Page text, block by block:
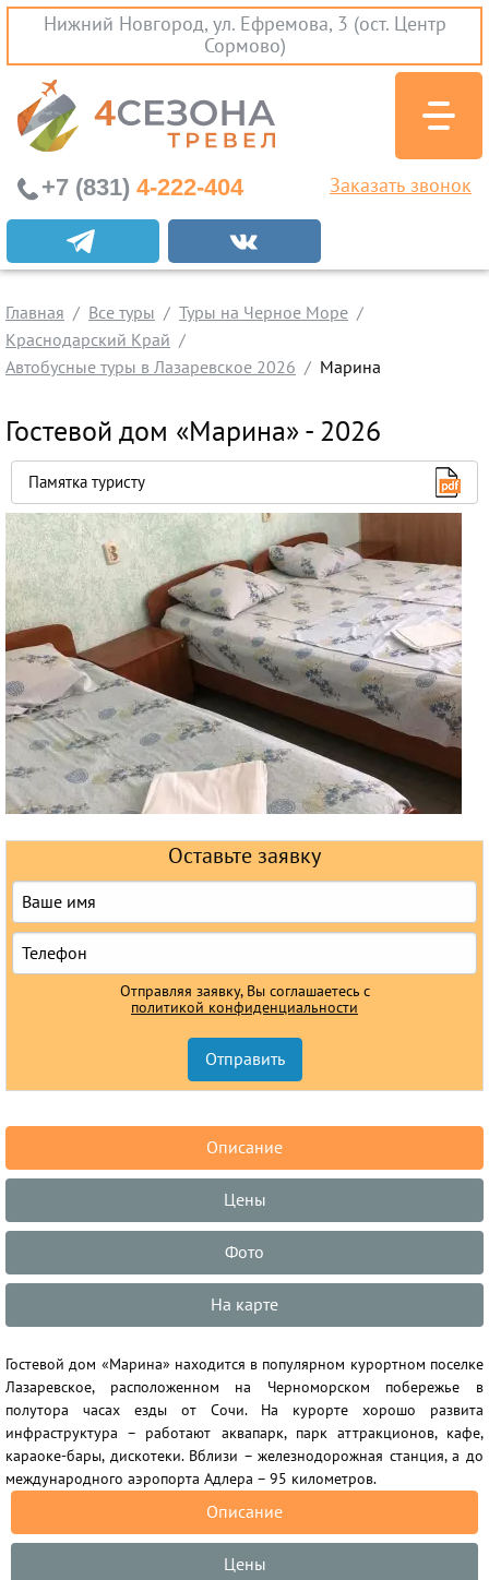
Нижний Новгород, ул. Ефремова, 3 (ост. Центр
Сормово)
Экскурсионные туры
Заграничные экскурсии
Туры на Черное Море
Краснодарский Край
Проезд без проживания
Вылеты из Нижнего Новгорода
Горящие туры
Раннее бронирование
Железнодорожные туры
Круизы
+7 (831) 4-222-404 Заказать звонок
Главная Все туры
Туры на Черное Море
Краснодарский Край
Автобусные туры в Лазаревское 2026
Марина
Гостевой дом «Марина» - 2026
Памятка туристу
Оставьте заявку
Отправляя заявку, Вы соглашаетесь с
политикой конфиденциальности
Описание
Цены
Фото
На карте
Гостевой дом «Марина» находится в популярном курортном поселке
Лазаревское, расположенном на Черноморском побережье в
полутора часах езды от Сочи. На курорте хорошо развита
инфраструктура – работают аквапарк, парк аттракционов, кафе,
караоке-бары, дискотеки. Вблизи – железнодорожная станция, а до
международного аэропорта Адлера – 95 километров.
Описание
Цены